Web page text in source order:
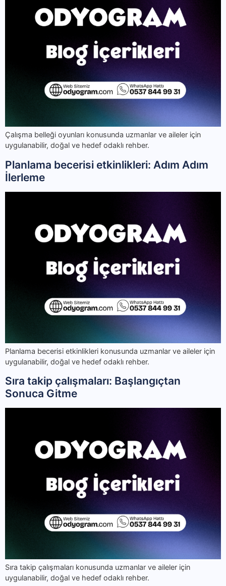
Çalışma belleği oyunları konusunda uzmanlar ve aileler için
uygulanabilir, doğal ve hedef odaklı rehber.
Planlama becerisi etkinlikleri: Adım Adım
İlerleme
Planlama becerisi etkinlikleri konusunda uzmanlar ve aileler için
uygulanabilir, doğal ve hedef odaklı rehber.
Sıra takip çalışmaları: Başlangıçtan
Sonuca Gitme
Sıra takip çalışmaları konusunda uzmanlar ve aileler için
uygulanabilir, doğal ve hedef odaklı rehber.